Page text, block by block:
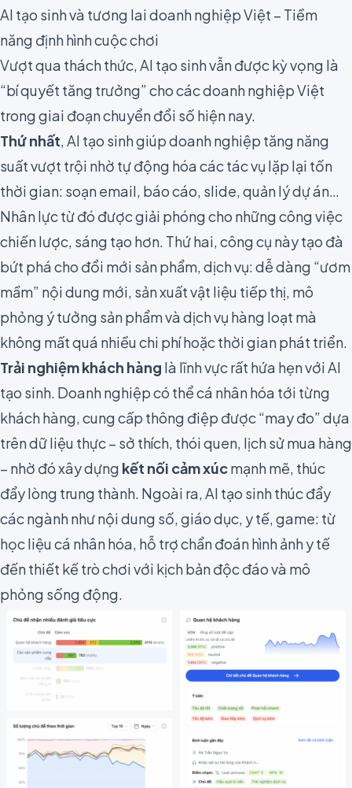
AI tạo sinh và tương lai doanh nghiệp Việt – Tiềm
năng định hình cuộc chơi
Vượt qua thách thức, AI tạo sinh vẫn được kỳ vọng là
“bí quyết tăng trưởng” cho các doanh nghiệp Việt
trong giai đoạn chuyển đổi số hiện nay.
Thứ nhất, AI tạo sinh giúp doanh nghiệp tăng năng
suất vượt trội nhờ tự động hóa các tác vụ lặp lại tốn
thời gian: soạn email, báo cáo, slide, quản lý dự án…
Nhân lực từ đó được giải phóng cho những công việc
chiến lược, sáng tạo hơn. Thứ hai, công cụ này tạo đà
bứt phá cho đổi mới sản phẩm, dịch vụ: dễ dàng “ươm
mầm” nội dung mới, sản xuất vật liệu tiếp thị, mô
phỏng ý tưởng sản phẩm và dịch vụ hàng loạt mà
không mất quá nhiều chi phí hoặc thời gian phát triển.
Trải nghiệm khách hàng là lĩnh vực rất hứa hẹn với AI
tạo sinh. Doanh nghiệp có thể cá nhân hóa tới từng
khách hàng, cung cấp thông điệp được “may đo” dựa
trên dữ liệu thực – sở thích, thói quen, lịch sử mua hàng
– nhờ đó xây dựng kết nối cảm xúcmạnh mẽ, thúc
đẩy lòng trung thành. Ngoài ra, AI tạo sinh thúc đẩy
các ngành như nội dung số, giáo dục, y tế, game: từ
học liệu cá nhân hóa, hỗ trợ chẩn đoán hình ảnh y tế
đến thiết kế trò chơi với kịch bản độc đáo và mô
phỏng sống động.